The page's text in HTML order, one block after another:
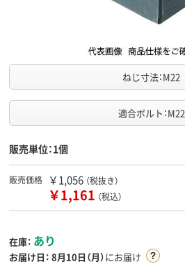
ねじ寸法：M22
適合ボルト：M22
販売単位：1個
販売価格 ￥1,056 （税抜き）
￥1,161 （税込）
在庫： あり
お届け日： 8月10日（月）にお届け